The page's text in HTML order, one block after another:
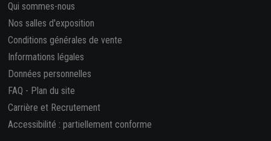
Qui sommes-nous
Nos salles d'exposition
Conditions générales de vente
Informations légales
Données personnelles
FAQ - Plan du site
Carrière et Recrutement
Accessibilité : partiellement conforme